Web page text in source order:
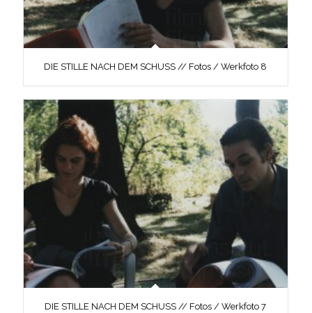
DIE STILLE NACH DEM SCHUSS // Fotos / Werkfoto 8
DIE STILLE NACH DEM SCHUSS // Fotos / Werkfoto 7